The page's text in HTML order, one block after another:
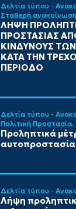
Δελτία τύπου -
Σταθερή ανακοίνωση
ΛΗΨΗ
ΠΡΟΣΤΑΣΙΑΣ
ΚΙΝΔΥΝΟΥΣ
ΚΑΤΑ ΤΗΝ
ΠΕΡΙΟΔΟ
Δελτία τύπου -
Πολιτική Προστασία
Προληπτικά
Δελτία τύπου -
Λήψη